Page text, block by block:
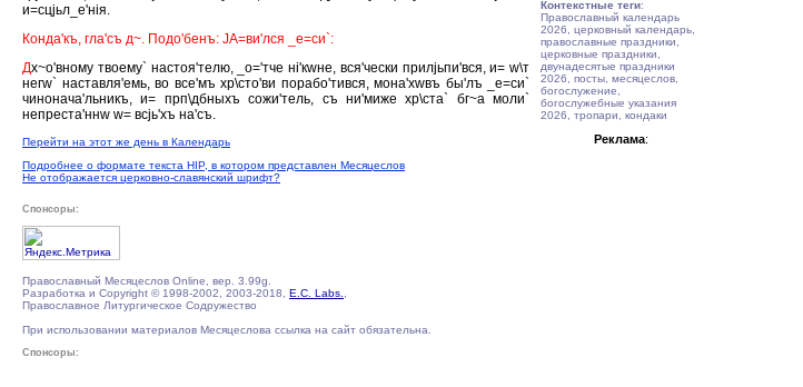
и=сцjьл_е'нiя.
Конда'къ, гла'съ д~. Подо'бенъ: JА=ви'лся _е=си`:
Дх~о'вному твоему` настоя'телю, _о='тче нi'кwне, вся'чески прилjьпи'вся, и= w\т
негw` наставля'емь, во все'мъ хр\сто'ви порабо'тився, мона'хwвъ бы'лъ _е=си`
чинонача'льникъ, и= прп\дбныхъ сожи'тель, съ ни'миже хр\ста` бг~а моли`
непреста'ннw w= всjь'хъ на'съ.
Перейти на этот же день в Календарь
Подробнее о формате текста HIP, в котором представлен Месяцеслов
Не отображается церковно-славянский шрифт?
Контекстные теги:
Православный календарь
2026, церковный календарь,
православные праздники,
церковные праздники,
двунадесятые праздники
2026, посты, месяцеслов,
богослужение,
богослужебные указания
2026, тропари, кондаки
Реклама:
Спонсоры:
Православный Месяцеслов Online, вер. 3.99g.
Разработка и Copyright © 1998-2002, 2003-2018, E.C. Labs.
Православное Литургическое Содружество
При использовании материалов Месяцеслова ссылка на сайт обязательна.
Спонсоры: